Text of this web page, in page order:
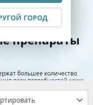
ГОРОД
препараты
большее количество
всех потребностей кожи